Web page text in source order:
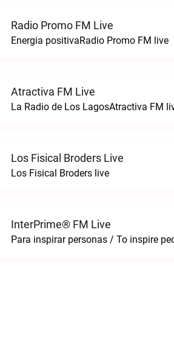
Radio Promo FM Live
Energia positivaRadio Promo FM live
Atractiva FM Live
La Radio de Los LagosAtractiva FM
Los Fisical Broders Live
Los Fisical Broders live
InterPrime® FM Live
Para inspirar personas / To inspire